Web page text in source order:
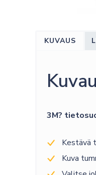
KUVAUS
3M?
Kestävä
Kuva